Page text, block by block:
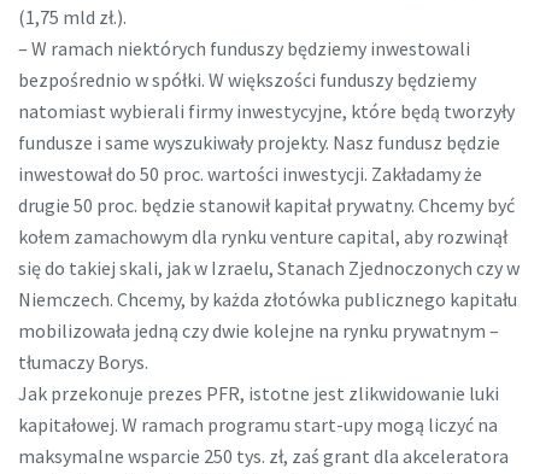
(1,75 mld zł.).
– W ramach niektórych funduszy będziemy inwestowali
bezpośrednio w spółki. W większości funduszy będziemy
natomiast wybierali firmy inwestycyjne, które będą tworzyły
fundusze i same wyszukiwały projekty. Nasz fundusz będzie
inwestował do 50 proc. wartości inwestycji. Zakładamy że
drugie 50 proc. będzie stanowił kapitał prywatny. Chcemy być
kołem zamachowym dla rynku venture capital, aby rozwinął
się do takiej skali, jak w Izraelu, Stanach Zjednoczonych czy w
Niemczech. Chcemy, by każda złotówka publicznego kapitału
mobilizowała jedną czy dwie kolejne na rynku prywatnym –
tłumaczy Borys.
Jak przekonuje prezes PFR, istotne jest zlikwidowanie luki
kapitałowej. W ramach programu start-upy mogą liczyć na
maksymalne wsparcie 250 tys. zł, zaś grant dla akceleratora